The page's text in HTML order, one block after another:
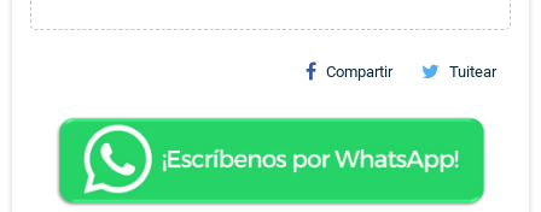
Compartir Tuitear